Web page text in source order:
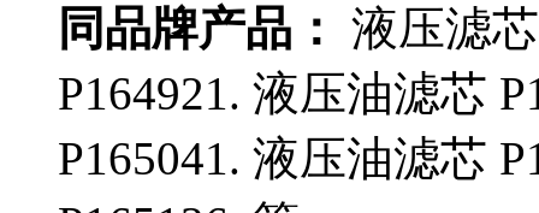
同品牌产品： 液压滤
P164921. 液压油滤芯
P165041. 液压油滤芯